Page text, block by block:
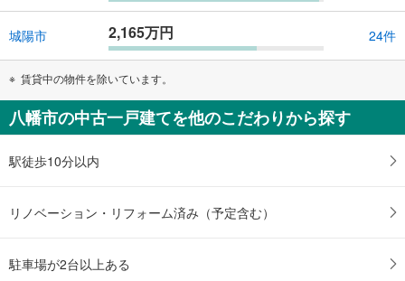
城陽市 2,165万円 24件
賃貸中の物件を除いています。
八幡市の中古一戸建てを他のこだわりから探す
駅徒歩10分以内
リノベーション・リフォーム済み（予定含む）
駐車場が2台以上ある